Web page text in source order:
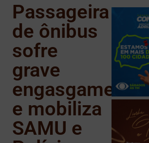
Passageira
de ônibus
sofre
grave
engasgamento
e mobiliza
SAMU e